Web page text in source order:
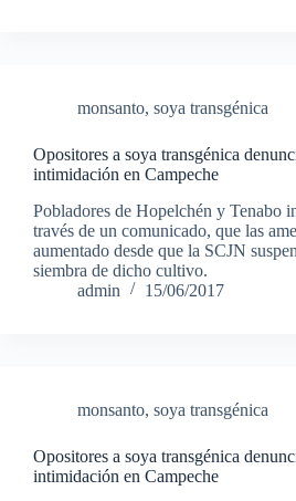
monsanto, soya transgénica
Opositores a soya transgénica
intimidación en Campeche
Pobladores de Hopelchén y Tenabo
través de un comunicado, que las
aumentado desde que la SCJN
siembra de dicho cultivo.
admin
15/06/2017
monsanto, soya transgénica
Opositores a soya transgénica
intimidación en Campeche